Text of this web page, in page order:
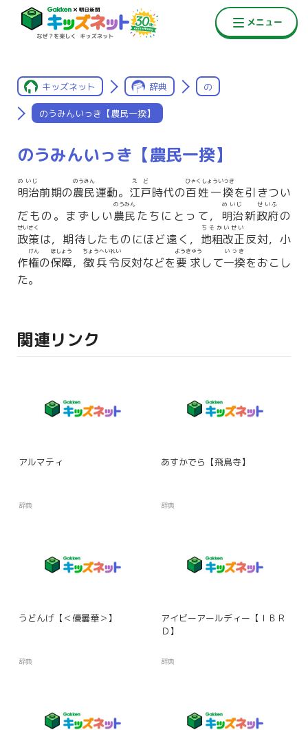
キッズネット 辞典 の
のうみんいっき【農民一揆】
のうみんいっき【農民一揆】
明治
めいじ
前期の農民
のうみん
運動。 江戸
えど
時代の百姓一揆
ひゃくしょういっき
を引きつい
だもの。まずしい農民
のうみん
たちにとって， 明治
めいじ
新政府
せいふ
の
政策
せいさく
は，期待したものにほど遠く， 地租改正
ちそかいせい
反対，小
作権
けん
の保障
ほしょう
， 徴兵令
ちょうへいれい
反対などを要求
ようきゅう
して一揆
いっき
をおこし
た。
関連リンク
アルマティ
辞典
あすかでら【飛鳥寺】
辞典
うどんげ【＜優曇華＞】
辞典
アイビーアールディー【ＩＢＲ
Ｄ】
辞典